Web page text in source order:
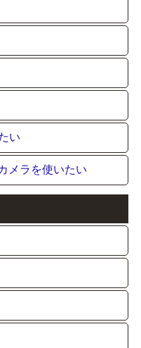
い
メラを使いたい